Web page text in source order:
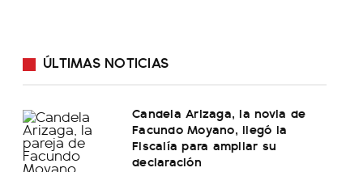
ÚLTIMAS NOTICIAS
Candela Arizaga, la novia de
Facundo Moyano, llegó la
Fiscalía para ampliar su
declaración